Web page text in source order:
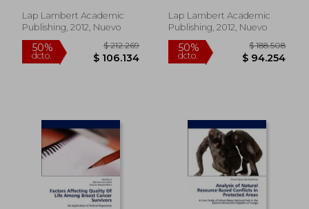
Lap Lambert Academic
Publishing, 2012, Nuevo
Lap Lambert Academic
Publishing, 2012, Nuevo